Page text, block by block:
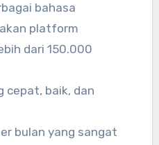
bahasa
platform
dari 150.000
cepat, baik, dan
bulan yang sangat